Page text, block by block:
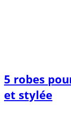
5 robes
et stylée